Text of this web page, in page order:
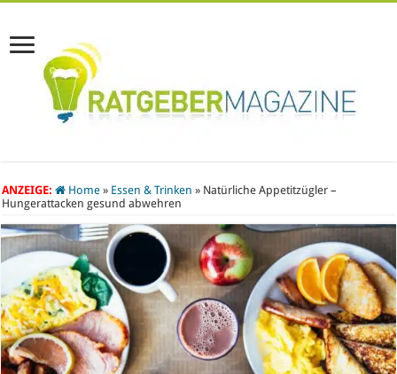
ANZEIGE: Home » Essen & Trinken » Natürliche Appetitzügler –
Hungerattacken gesund abwehren